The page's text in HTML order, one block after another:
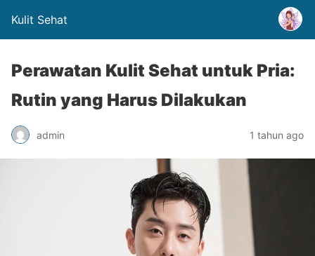
Kulit Sehat
Perawatan Kulit Sehat untuk Pria:
Rutin yang Harus Dilakukan
admin 1 tahun ago